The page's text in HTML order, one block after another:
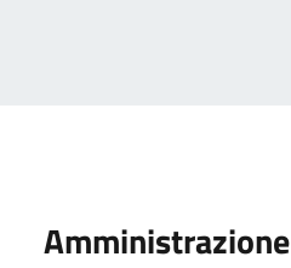
Amministrazione